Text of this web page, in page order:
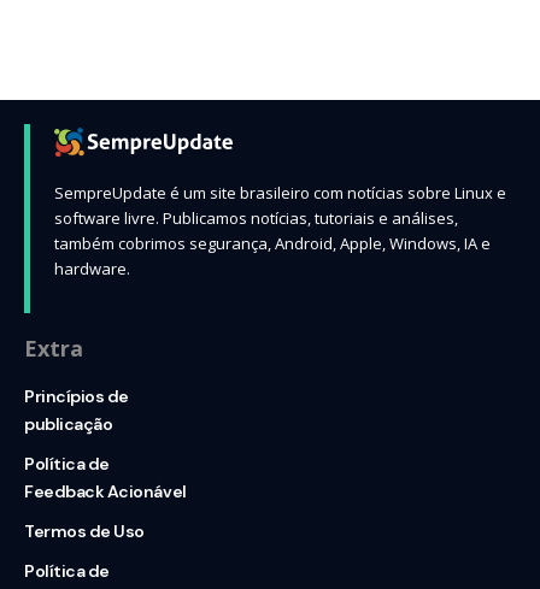
SempreUpdate é um site brasileiro com notícias sobre Linux e
software livre. Publicamos notícias, tutoriais e análises,
também cobrimos segurança, Android, Apple, Windows, IA e
hardware.
Extra
Princípios de
publicação
Política de
Feedback Acionável
Termos de Uso
Política de